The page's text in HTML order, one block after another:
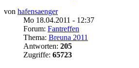
von hafensaenger
Mo 18.04.2011 - 12:37
Forum: Fantreffen
Thema: Breuna 2011
Antworten: 205
Zugriffe: 65723